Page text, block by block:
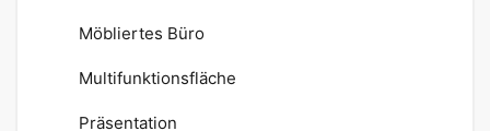
Möbliertes Büro
Multifunktionsfläche
Präsentation